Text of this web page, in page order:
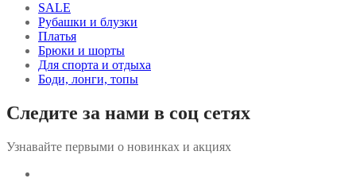
SALE
Рубашки и блузки
Платья
Брюки и шорты
Для спорта и отдыха
Боди, лонги, топы
Следите за нами в соц сетях
Узнавайте первыми о новинках и акциях